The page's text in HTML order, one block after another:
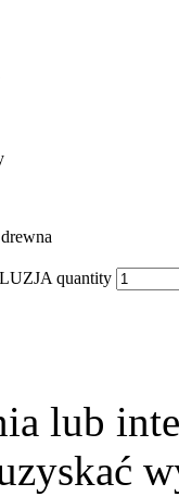
quantity
lub